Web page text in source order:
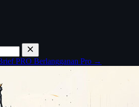
PRO Berlangganan Pro →